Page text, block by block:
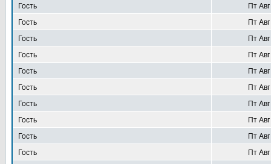
Гость
Пт
Гость
Пт
Гость
Пт
Гость
Пт
Гость
Пт
Гость
Пт
Гость
Пт
Гость
Пт
Гость
Пт
Гость
Пт